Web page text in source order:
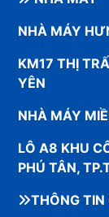
NHÀ MÁY
KM17 THỊ
YÊN
NHÀ MÁY
LÔ A8 KHU
PHÚ TÂN,
THÔNG TIN